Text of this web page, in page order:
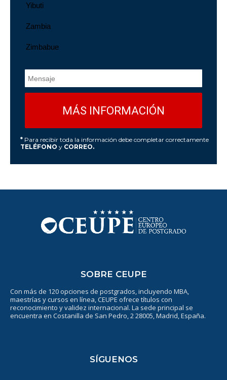
* Para recibir toda la información debe completar correctamente
TELÉFONO y CORREO.
SOBRE CEUPE
Con más de 120 opciones de postgrados, incluyendo MBA,
maestrías y cursos en línea, CEUPE ofrece títulos con
reconocimiento y validez internacional. La sede principal se
encuentra en Costanilla de San Pedro, 2 28005, Madrid, España.
SÍGUENOS